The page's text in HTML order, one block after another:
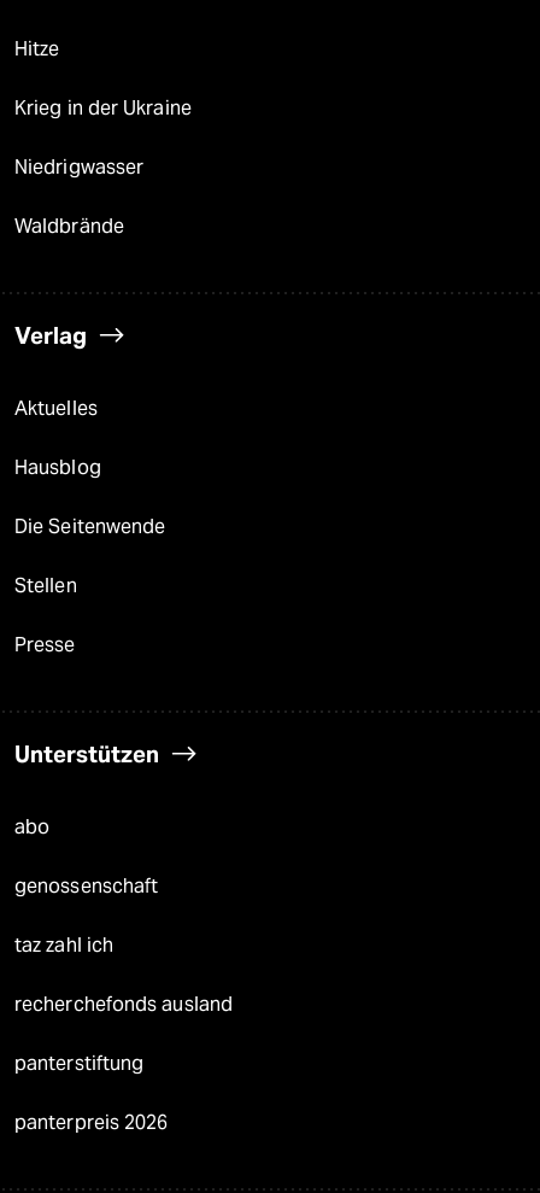
Hitze
Krieg in der Ukraine
Niedrigwasser
Waldbrände
Verlag
Aktuelles
Hausblog
Die Seitenwende
Stellen
Presse
Unterstützen
abo
genossenschaft
taz zahl ich
recherchefonds ausland
panterstiftung
panterpreis 2026